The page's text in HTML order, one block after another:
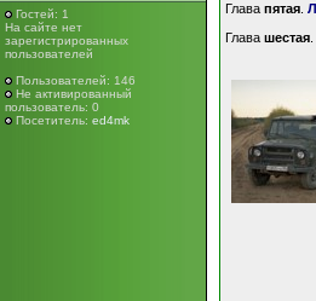
Гостей: 1
На сайте нет
зарегистрированных
пользователей
Пользователей: 146
Не активированный
пользователь: 0
Посетитель: ed4mk
Глава пятая
Глава шестая